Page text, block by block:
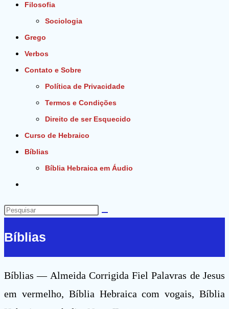
Filosofia
Sociologia
Grego
Verbos
Contato e Sobre
Política de Privacidade
Termos e Condições
Direito de ser Esquecido
Curso de Hebraico
Bíblias
Bíblia Hebraica em Áudio
do
site
Pesquisar
site
Bíblias
Bíblias — Almeida Corrigida Fiel Palavras de Jesus
em vermelho, Bíblia Hebraica com vogais, Bíblia